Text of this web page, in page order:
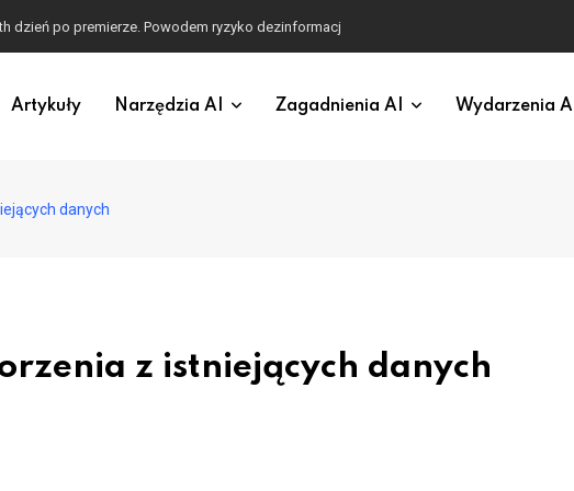
w kodowaniu stron
Artykuły Narzędzia AI Zagadnienia AI Wydarzenia AI
danych
z istniejących danych